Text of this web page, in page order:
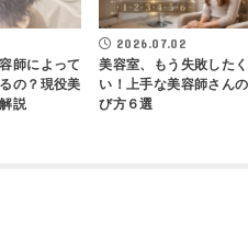
師によって
の？現役美
説
2026.07.02
美容室、もう失敗した
い！上手な美容師さん
び方６選